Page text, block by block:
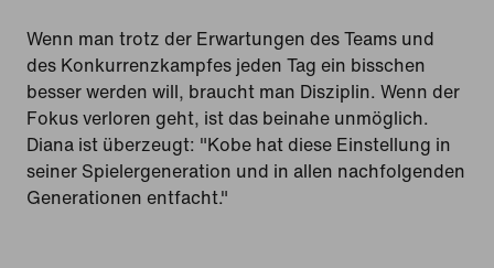
Wenn man trotz der Erwartungen des Teams und
des Konkurrenzkampfes jeden Tag ein bisschen
besser werden will, braucht man Disziplin. Wenn der
Fokus verloren geht, ist das beinahe unmöglich.
Diana ist überzeugt: "Kobe hat diese Einstellung in
seiner Spielergeneration und in allen nachfolgenden
Generationen entfacht."